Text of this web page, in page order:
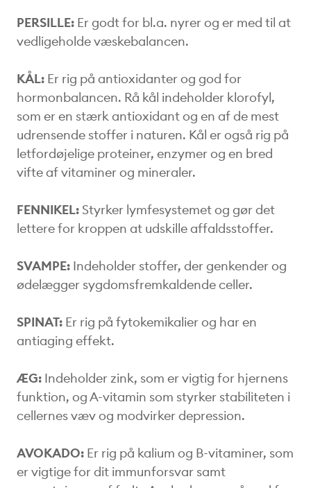
PERSILLE: Er godt for bl.a. nyrer og er med til at
vedligeholde væskebalancen.
KÅL: Er rig på antioxidanter og god for
hormonbalancen. Rå kål indeholder klorofyl,
som er en stærk antioxidant og en af de mest
udrensende stoffer i naturen. Kål er også rig på
letfordøjelige proteiner, enzymer og en bred
vifte af vitaminer og mineraler.
FENNIKEL: Styrker lymfesystemet og gør det
lettere for kroppen at udskille affaldsstoffer.
SVAMPE: Indeholder stoffer, der genkender og
ødelægger sygdomsfremkaldende celler.
SPINAT: Er rig på fytokemikalier og har en
antiaging effekt.
ÆG: Indeholder zink, som er vigtig for hjernens
funktion, og A-vitamin som styrker stabiliteten i
cellernes væv og modvirker depression.
AVOKADO: Er rig på kalium og B-vitaminer, som
er vigtige for dit immunforsvar samt